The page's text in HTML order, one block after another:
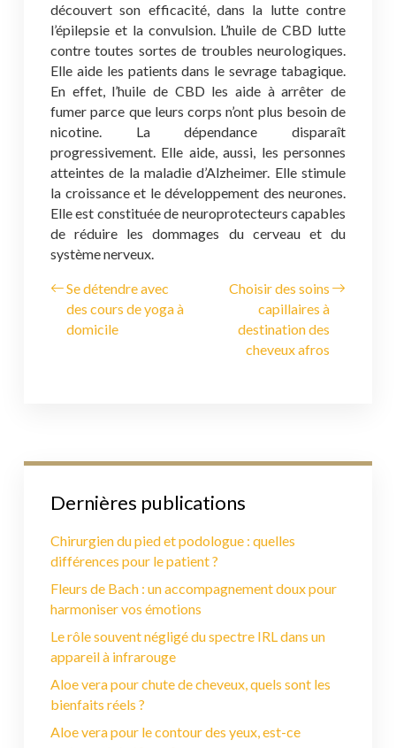
découvert son efficacité, dans la lutte contre
l’épilepsie et la convulsion. L’huile de CBD lutte
contre toutes sortes de troubles neurologiques.
Elle aide les patients dans le sevrage tabagique.
En effet, l’huile de CBD les aide à arrêter de
fumer parce que leurs corps n’ont plus besoin de
nicotine. La dépendance disparaît
progressivement. Elle aide, aussi, les personnes
atteintes de la maladie d’Alzheimer. Elle stimule
la croissance et le développement des neurones.
Elle est constituée de neuroprotecteurs capables
de réduire les dommages du cerveau et du
système nerveux.
Se détendre avec
des cours de yoga à
domicile
Choisir des soins
capillaires à
destination des
cheveux afros
Dernières publications
Chirurgien du pied et podologue : quelles
différences pour le patient ?
Fleurs de Bach : un accompagnement doux pour
harmoniser vos émotions
Le rôle souvent négligé du spectre IRL dans un
appareil à infrarouge
Aloe vera pour chute de cheveux, quels sont les
bienfaits réels ?
Aloe vera pour le contour des yeux, est-ce